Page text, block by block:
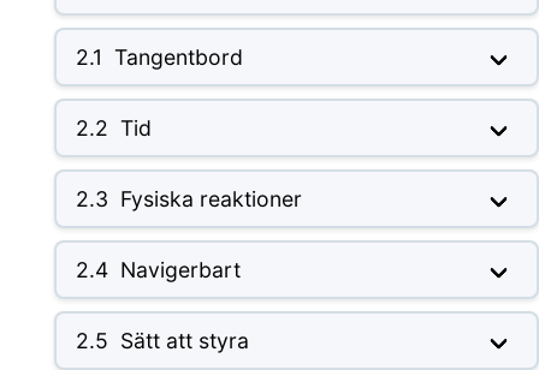
2.1 Tangentbord
2.2 Tid
2.3 Fysiska reaktioner
2.4 Navigerbart
2.5 Sätt att styra